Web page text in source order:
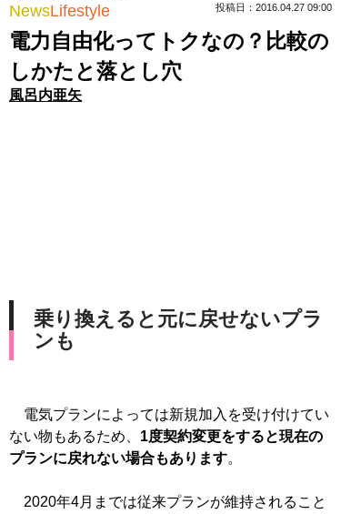
NewsLifestyle 投稿日：2016.04.27 09:00
電力自由化ってトクなの？比較の
しかたと落とし穴
風呂内亜矢
乗り換えると元に戻せないプラ
ンも
電気プランによっては新規加入を受け付けてい
ない物もあるため、 1度契約変更をすると現在の
プランに戻れない場合もあります。
2020年4月までは従来プランが維持されること